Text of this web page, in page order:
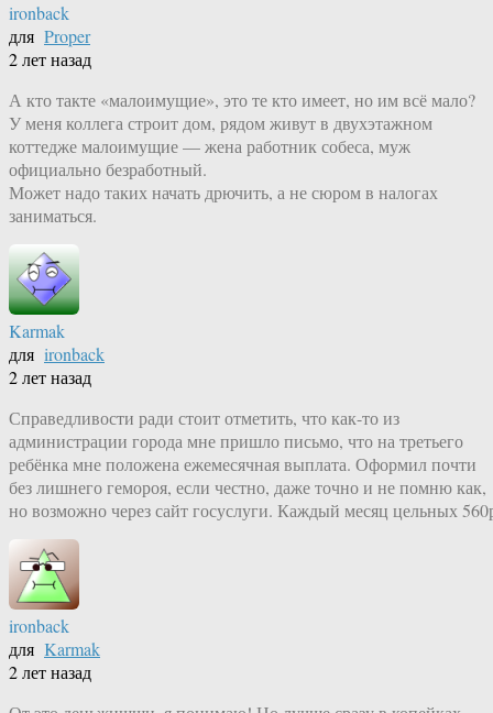
ironback
для Proper
2 лет назад
А кто такте «малоимущие», это те кто имеет, но им всё мало?
У меня коллега строит дом, рядом живут в двухэтажном
коттедже малоимущие — жена работник собеса, муж
официально безработный.
Может надо таких начать дрючить, а не сюром в налогах
заниматься.
Karmak
для ironback
2 лет назад
Справедливости ради стоит отметить, что как-то из
администрации города мне пришло письмо, что на третьего
ребёнка мне положена ежемесячная выплата. Оформил почти
без лишнего гемороя, если честно, даже точно и не помню как,
но возможно через сайт госуслуги. Каждый месяц цельных
ironback
для Karmak
2 лет назад